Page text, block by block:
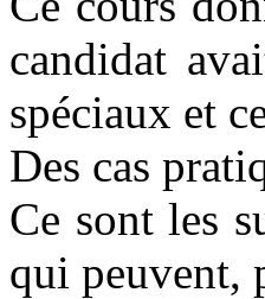
candidat
spéciaux et
Des cas
Ce sont les
qui peuvent,